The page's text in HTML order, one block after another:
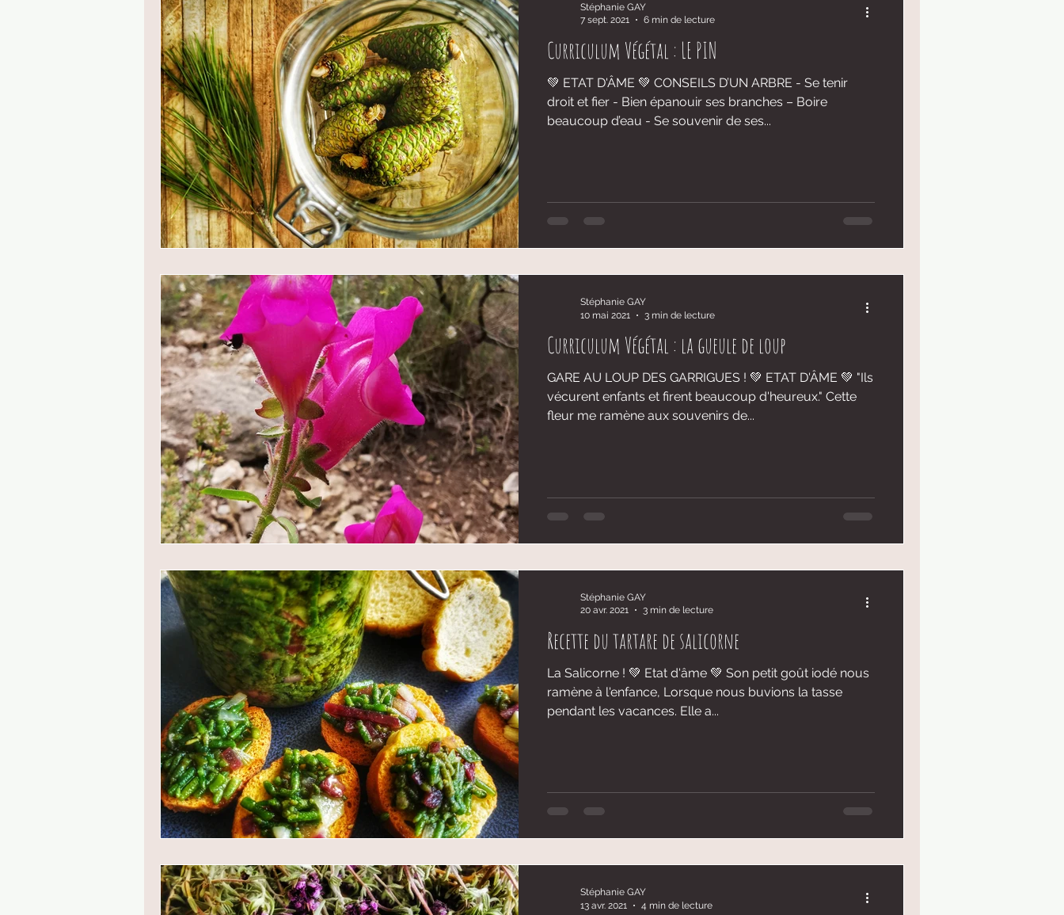
PRESSE SECRET STORIES Curriculum Végétal : LE PIN
💚 ETAT D'ÂME 💚 CONSEILS D’UN ARBRE - Se tenir
droit et fier - Bien épanouir ses branches – Boire
beaucoup d’eau - Se souvenir de ses...
Stéphanie GAY
7 sept. 2021
6 min de lecture
Curriculum Végétal : la gueule de loup
GARE AU LOUP DES GARRIGUES ! 💚 ETAT D'ÂME 💚 "Ils
vécurent enfants et firent beaucoup d'heureux." Cette
fleur me ramène aux souvenirs de...
Stéphanie GAY
10 mai 2021
3 min de lecture
Recette du tartare de salicorne
La Salicorne ! 💚 Etat d'âme 💚 Son petit goût iodé nous
ramène à l'enfance, Lorsque nous buvions la tasse
pendant les vacances. Elle a...
Stéphanie GAY
20 avr. 2021
3 min de lecture
Stéphanie GAY
13 avr. 2021
4 min de lecture